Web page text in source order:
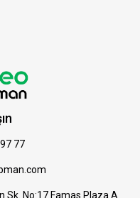
77
Sk. No:17 Famas Plaza A